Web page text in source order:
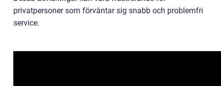
privatpersoner som förväntar sig snabb och problemfri
service.